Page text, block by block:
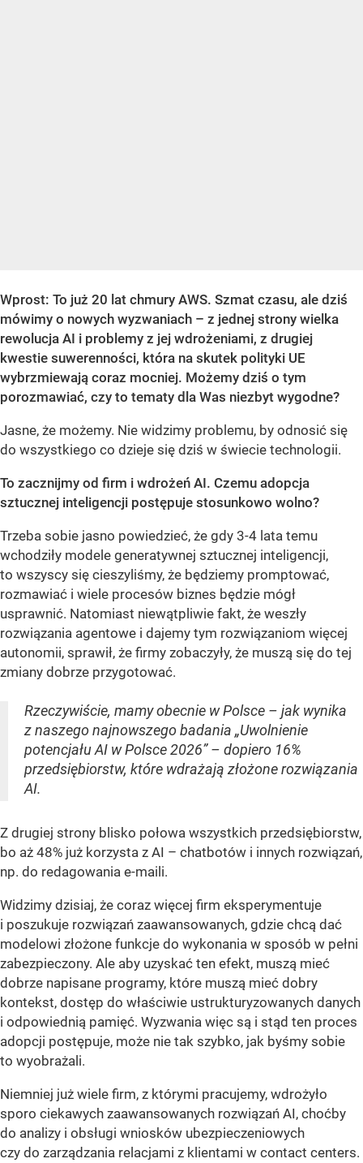
Wprost: To już 20 lat chmury AWS. Szmat czasu, ale dziś
mówimy o nowych wyzwaniach – z jednej strony wielka
rewolucja AI i problemy z jej wdrożeniami, z drugiej
kwestie suwerenności, która na skutek polityki UE
wybrzmiewają coraz mocniej. Możemy dziś o tym
porozmawiać, czy to tematy dla Was niezbyt wygodne?
Jasne, że możemy. Nie widzimy problemu, by odnosić się
do wszystkiego co dzieje się dziś w świecie technologii.
To zacznijmy od firm i wdrożeń AI. Czemu adopcja
sztucznej inteligencji postępuje stosunkowo wolno?
Trzeba sobie jasno powiedzieć, że gdy 3-4 lata temu
wchodziły modele generatywnej sztucznej inteligencji,
to wszyscy się cieszyliśmy, że będziemy promptować,
rozmawiać i wiele procesów biznes będzie mógł
usprawnić. Natomiast niewątpliwie fakt, że weszły
rozwiązania agentowe i dajemy tym rozwiązaniom więcej
autonomii, sprawił, że firmy zobaczyły, że muszą się do tej
zmiany dobrze przygotować.
Rzeczywiście, mamy obecnie w Polsce – jak wynika
z naszego najnowszego badania „Uwolnienie
potencjału AI w Polsce 2026” – dopiero 16%
przedsiębiorstw, które wdrażają złożone rozwiązania
AI.
Z drugiej strony blisko połowa wszystkich przedsiębiorstw,
bo aż 48% już korzysta z AI – chatbotów i innych rozwiązań,
np. do redagowania e-maili.
Widzimy dzisiaj, że coraz więcej firm eksperymentuje
i poszukuje rozwiązań zaawansowanych, gdzie chcą dać
modelowi złożone funkcje do wykonania w sposób w pełni
zabezpieczony. Ale aby uzyskać ten efekt, muszą mieć
dobrze napisane programy, które muszą mieć dobry
kontekst, dostęp do właściwie ustrukturyzowanych danych
i odpowiednią pamięć. Wyzwania więc są i stąd ten proces
adopcji postępuje, może nie tak szybko, jak byśmy sobie
to wyobrażali.
Niemniej już wiele firm, z którymi pracujemy, wdrożyło
sporo ciekawych zaawansowanych rozwiązań AI, choćby
do analizy i obsługi wniosków ubezpieczeniowych
czy do zarządzania relacjami z klientami w contact centers.